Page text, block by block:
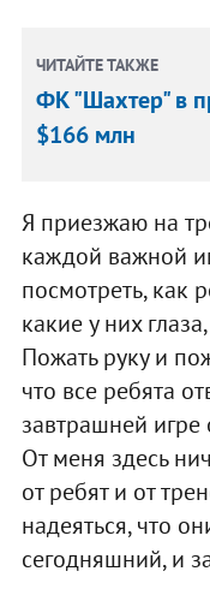
ЧИТАЙТЕ ТАКЖЕ
ФК "Шахтер" в
$166 млн
Я приезжаю на
каждой важной
посмотреть, как
какие у них
Пожать руку и
что все ребята
завтрашней игре
От меня здесь
от ребят и от
надеяться, что
сегодняшний, и